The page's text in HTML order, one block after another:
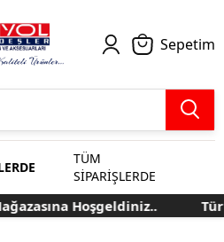
Sepetim
TÜM
SİPARİŞLERDE
Hoşgeldiniz..